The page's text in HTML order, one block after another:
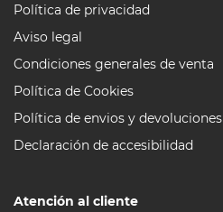
Política de privacidad
Aviso legal
Condiciones generales de venta
Política de Cookies
Política de envios y devoluciones
Declaración de accesibilidad
Atención al cliente